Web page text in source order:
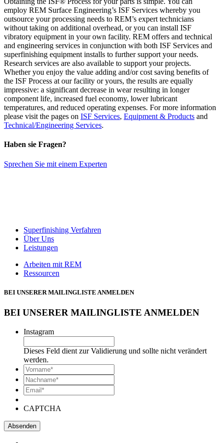
employ REM Surface Engineering’s ISF Services whereby you
outsource your processing needs to REM’s expert technicians
without taking on additional overhead, or you can install ISF
vibratory equipment in your own facility. REM offers and technical
and engineering services in conjunction with both ISF Services and
superfinishing equipment installs to further support your needs.
Research services are also available to support your projects.
Whether you enjoy the value adding and/or cost saving benefits of
the ISF Process at our facility or yours, the results are equally
impressive: a significant decrease in wear resulting in longer
component life, increased fuel economy, lower lubricant
temperatures, and reduced operating expenses. For more information
please visit the pages on ISF Services, Equipment & Products and
Technical/Engineering Services.
Haben sie Fragen?
Sprechen Sie mit einem Experten
Superfinishing Verfahren
Über Uns
Leistungen
Arbeiten mit REM
Ressourcen
BEI UNSERER MAILINGLISTE ANMELDEN
BEI UNSERER MAILINGLISTE ANMELDEN
Instagram
Dieses Feld dient zur Validierung und sollte nicht verändert
werden.
*
*
Email*
CAPTCHA